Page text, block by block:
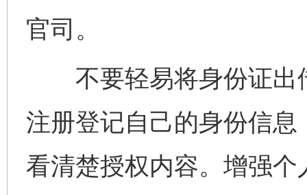
官司。
不要轻易将身份证出
注册登记自己的身份信
看清楚授权内容。增强